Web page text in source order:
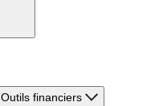
Outils financiers